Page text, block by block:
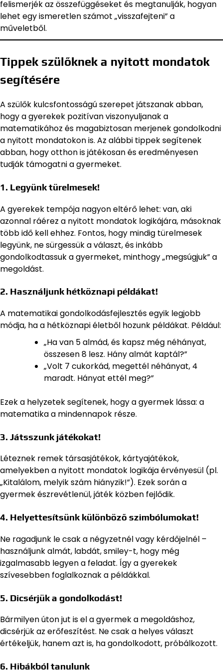
felismerjék az összefüggéseket és megtanulják, hogyan
lehet egy ismeretlen számot „visszafejteni” a
műveletből.
Tippek szülőknek a nyitott mondatok
segítésére
A szülők kulcsfontosságú szerepet játszanak abban,
hogy a gyerekek pozitívan viszonyuljanak a
matematikához és magabiztosan merjenek gondolkodni
a nyitott mondatokon is. Az alábbi tippek segítenek
abban, hogy otthon is játékosan és eredményesen
tudják támogatni a gyermeket.
1. Legyünk türelmesek!
A gyerekek tempója nagyon eltérő lehet: van, aki
azonnal ráérez a nyitott mondatok logikájára, másoknak
több idő kell ehhez. Fontos, hogy mindig türelmesek
legyünk, ne sürgessük a választ, és inkább
gondolkodtassuk a gyermeket, minthogy „megsúgjuk” a
megoldást.
2. Használjunk hétköznapi példákat!
A matematikai gondolkodásfejlesztés egyik legjobb
módja, ha a hétköznapi életből hozunk példákat. Például:
„Ha van 5 almád, és kapsz még néhányat,
összesen 8 lesz. Hány almát kaptál?”
„Volt 7 cukorkád, megettél néhányat, 4
maradt. Hányat ettél meg?”
Ezek a helyzetek segítenek, hogy a gyermek lássa: a
matematika a mindennapok része.
3. Játsszunk játékokat!
Léteznek remek társasjátékok, kártyajátékok,
amelyekben a nyitott mondatok logikája érvényesül (pl.
„Kitalálom, melyik szám hiányzik!”). Ezek során a
gyermek észrevétlenül, játék közben fejlődik.
4. Helyettesítsünk különböző szimbólumokat!
Ne ragadjunk le csak a négyzetnél vagy kérdőjelnél –
használjunk almát, labdát, smiley-t, hogy még
izgalmasabb legyen a feladat. Így a gyerekek
szívesebben foglalkoznak a példákkal.
5. Dicsérjük a gondolkodást!
Bármilyen úton jut is el a gyermek a megoldáshoz,
dicsérjük az erőfeszítést. Ne csak a helyes választ
értékeljük, hanem azt is, ha gondolkodott, próbálkozott.
6. Hibákból tanulunk